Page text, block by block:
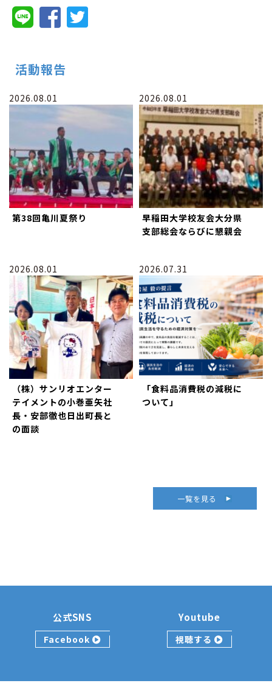
活動報告
2026.08.01
第38回亀川夏祭り
2026.08.01
早稲田大学校友会大分県
支部総会ならびに懇親会
2026.08.01
（株）サンリオエンター
テイメントの小巻亜矢社
長・安部徹也日出町長と
の面談
2026.07.31
「食料品消費税の減税に
ついて」
一覧を見る
公式SNS
Facebook
Youtube
視聴する